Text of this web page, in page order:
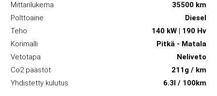
Mittarilukema
35500 km
Polttoaine
Diesel
Teho
140 kW | 190 Hv
Korimalli
Pitkä - Matala
Vetotapa
Neliveto
Co2 päästöt
211g / km
Yhdistetty kulutus
6.3l / 100km